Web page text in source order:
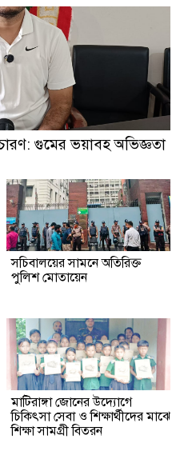
গুমের ভয়াবহ অভিজ্ঞতা
সচিবালয়ের সামনে অতিরিক্ত
পুলিশ মোতায়েন
মাটিরাঙ্গা জোনের উদ্যোগে
চিকিৎসা সেবা ও শিক্ষার্থীদের মাঝে
শিক্ষা সামগ্রী বিতরন